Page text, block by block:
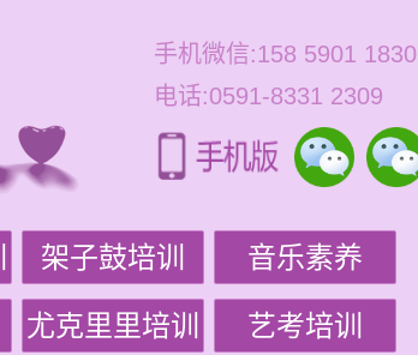
手机微信:158 5901 1830
电话:0591-8331 2309
架子鼓培训 音乐素养
尤克里里培训 艺考培训